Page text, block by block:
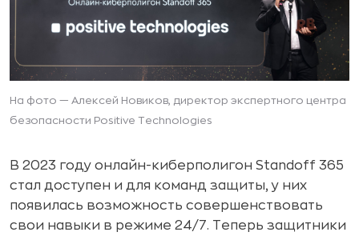
На фото — Алексей Новиков, директор экспертного центра
безопасности Positive Technologies
В 2023 году онлайн-киберполигон Standoff 365
стал доступен и для команд защиты, у них
появилась возможность совершенствовать
свои навыки в режиме 24/7. Теперь защитники